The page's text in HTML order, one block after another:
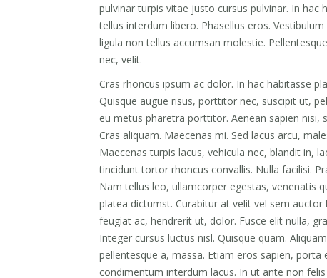
pulvinar turpis vitae justo cursus pulvinar. In
tellus interdum libero. Phasellus eros.
ligula non tellus accumsan molestie.
nec, velit.
Cras rhoncus ipsum ac dolor. In hac habitasse
Quisque augue risus, porttitor nec, suscipit ut,
eu metus pharetra porttitor. Aenean sapien nisi,
Cras aliquam. Maecenas mi. Sed lacus arcu,
Maecenas turpis lacus, vehicula nec, blandit in,
tincidunt tortor rhoncus convallis. Nulla facilisi.
Nam tellus leo, ullamcorper egestas, venenatis
platea dictumst. Curabitur at velit vel sem
feugiat ac, hendrerit ut, dolor. Fusce elit nulla,
Integer cursus luctus nisl. Quisque quam.
pellentesque a, massa. Etiam eros sapien,
condimentum interdum lacus. In ut ante non